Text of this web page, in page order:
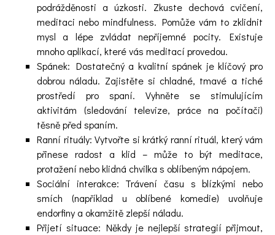
podrážděnosti a úzkosti. Zkuste dechová cvičení,
meditaci nebo mindfulness. Pomůže vám to zklidnit
mysl a lépe zvládat nepříjemné pocity. Existuje
mnoho aplikací, které vás meditací provedou.
Spánek: Dostatečný a kvalitní spánek je klíčový pro
dobrou náladu. Zajistěte si chladné, tmavé a tiché
prostředí pro spaní. Vyhněte se stimulujícím
aktivitám (sledování televize, práce na počítači)
těsně před spaním.
Ranní rituály: Vytvořte si krátký ranní rituál, který vám
přinese radost a klid – může to být meditace,
protažení nebo klidná chvilka s oblíbeným nápojem.
Sociální interakce: Trávení času s blízkými nebo
smích (například u oblíbené komedie) uvolňuje
endorfiny a okamžitě zlepší náladu.
Přijetí situace: Někdy je nejlepší strategií přijmout,